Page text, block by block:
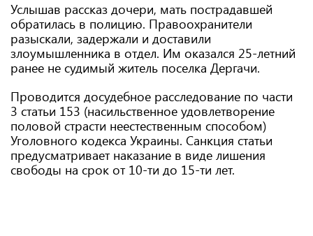
Услышав рассказ дочери, мать пострадавшей
обратилась в полицию. Правоохранители
разыскали, задержали и доставили
злоумышленника в отдел. Им оказался 25-летний
ранее не судимый житель поселка Дергачи.
Проводится досудебное расследование по части
3 статьи 153 (насильственное удовлетворение
половой страсти неестественным способом)
Уголовного кодекса Украины. Санкция статьи
предусматривает наказание в виде лишения
свободы на срок от 10-ти до 15-ти лет.